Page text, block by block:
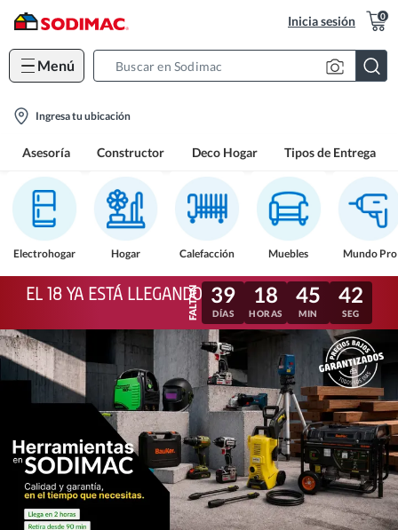
Inicia sesión 0
Menú
location-
Ingresa tu ubicación
Asesoría Constructor Deco Hogar Tipos de Entrega
Electrohogar Hogar Calefacción Muebles Mundo Pro
EL 18 YA ESTÁ LLEGANDO 39
DÍAS
18
HORAS
45
MIN
39
SEG